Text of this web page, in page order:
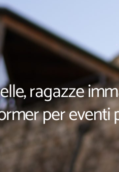
ragazze
per eventi